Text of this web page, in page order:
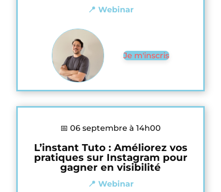
📍 Webinar
Je m'inscris
📅 06 septembre à 14h00
L’instant Tuto : Améliorez vos
pratiques sur Instagram pour
gagner en visibilité
📍 Webinar